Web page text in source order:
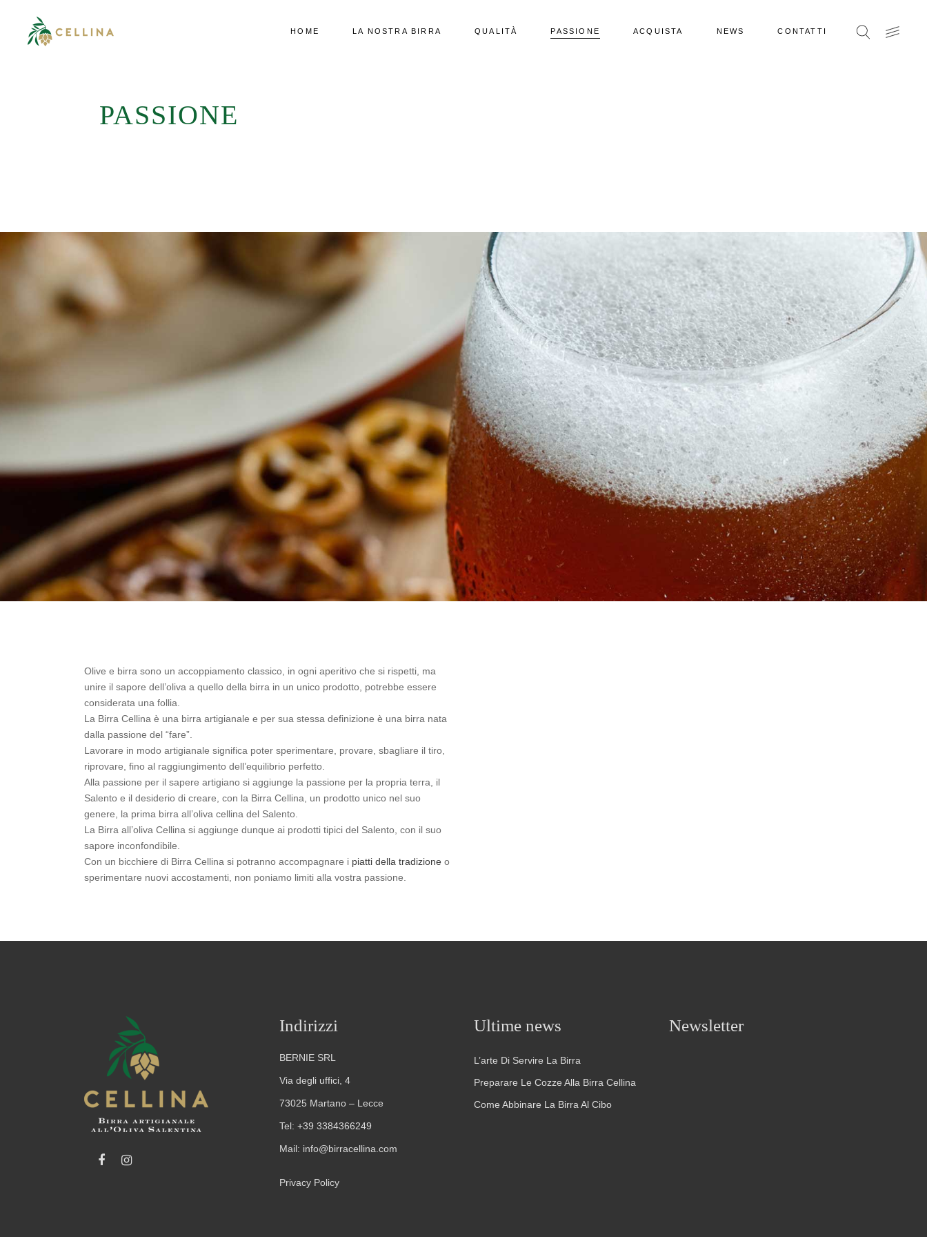
HOME LA NOSTRA BIRRA QUALITÀ PASSIONE ACQUISTA NEWS CONTATTI
PASSIONE
Olive e birra sono un accoppiamento classico, in ogni aperitivo che si rispetti, ma
unire il sapore dell’oliva a quello della birra in un unico prodotto, potrebbe essere
considerata una follia.
La Birra Cellina è una birra artigianale e per sua stessa definizione è una birra nata
dalla passione del “fare”.
Lavorare in modo artigianale significa poter sperimentare, provare, sbagliare il tiro,
riprovare, fino al raggiungimento dell’equilibrio perfetto.
Alla passione per il sapere artigiano si aggiunge la passione per la propria terra, il
Salento e il desiderio di creare, con la Birra Cellina, un prodotto unico nel suo
genere, la prima birra all’oliva cellina del Salento.
La Birra all’oliva Cellina si aggiunge dunque ai prodotti tipici del Salento, con il suo
sapore inconfondibile.
Con un bicchiere di Birra Cellina si potranno accompagnare i piatti della tradizione o
sperimentare nuovi accostamenti, non poniamo limiti alla vostra passione.
Indirizzi
BERNIE SRL
Via degli uffici, 4
73025 Martano – Lecce
Tel: +39 3384366249
Mail: info@birracellina.com
Privacy Policy
Ultime news
L’arte Di Servire La Birra
Preparare Le Cozze Alla Birra Cellina
Come Abbinare La Birra Al Cibo
Newsletter